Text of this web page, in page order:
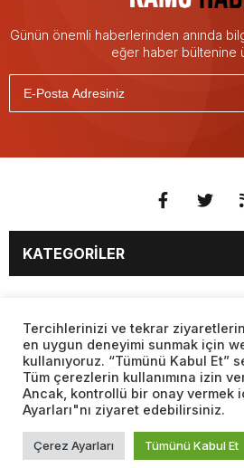
Günün önemli haberlerinden anında
eğer haber bültenine
KATEGORİLER
EĞİTİM
YAŞAM
SPOR
MAGAZİN
TEKNOLOJİ
BİYOGRAFİLER
SAYFALAR
BURÇLAR
CANLI SONUÇLAR
FİKSTÜR
FİRMA REHBERİ
Web sitemizde yer alan haber
kaynak gösterilerek dahi iktibas
izinsiz olarak kopyalanamaz, başka
Tercihlerinizi ve tekrar
en uygun deneyimi sunmak için
kullanıyoruz. “Tümünü Kabul Et”
Tüm çerezlerin kullanımına izin
Ancak, kontrollü bir onay vermek
Ayarları"nı ziyaret edebilirsiniz.
Çerez Ayarları Tümünü Kabul Et